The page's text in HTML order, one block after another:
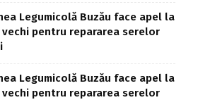
Legumicolă Buzău face apel la
pentru repararea serelor
Legumicolă Buzău face apel la
pentru repararea serelor